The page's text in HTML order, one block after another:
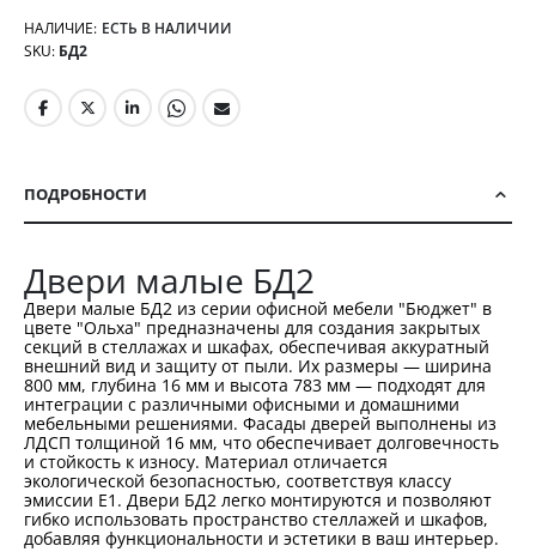
НАЛИЧИЕ: ЕСТЬ В НАЛИЧИИ
SKU БД2
ПОДРОБНОСТИ
Двери малые БД2
Двери малые БД2 из серии офисной мебели "Бюджет" в
цвете "Ольха" предназначены для создания закрытых
секций в стеллажах и шкафах, обеспечивая аккуратный
внешний вид и защиту от пыли. Их размеры — ширина
800 мм, глубина 16 мм и высота 783 мм — подходят для
интеграции с различными офисными и домашними
мебельными решениями. Фасады дверей выполнены из
ЛДСП толщиной 16 мм, что обеспечивает долговечность
и стойкость к износу. Материал отличается
экологической безопасностью, соответствуя классу
эмиссии Е1. Двери БД2 легко монтируются и позволяют
гибко использовать пространство стеллажей и шкафов,
добавляя функциональности и эстетики в ваш интерьер.